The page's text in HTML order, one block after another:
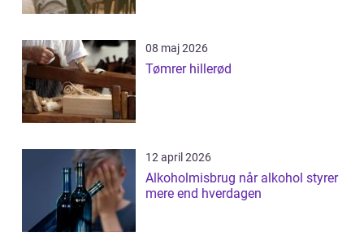
08 maj 2026
Tømrer hillerød
12 april 2026
Alkoholmisbrug når alkohol styrer
mere end hverdagen